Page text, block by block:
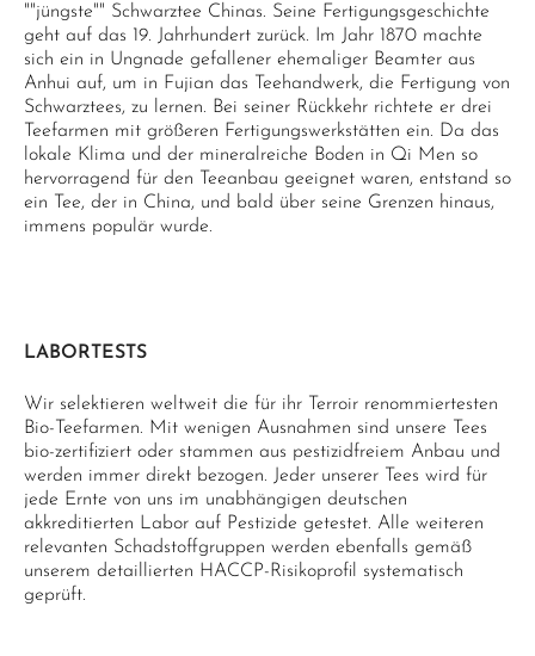
""jüngste"" Schwarztee Chinas. Seine Fertigungsgeschichte
geht auf das 19. Jahrhundert zurück. Im Jahr 1870 machte
sich ein in Ungnade gefallener ehemaliger Beamter aus
Anhui auf, um in Fujian das Teehandwerk, die Fertigung von
Schwarztees, zu lernen. Bei seiner Rückkehr richtete er drei
Teefarmen mit größeren Fertigungswerkstätten ein. Da das
lokale Klima und der mineralreiche Boden in Qi Men so
hervorragend für den Teeanbau geeignet waren, entstand so
ein Tee, der in China, und bald über seine Grenzen hinaus,
immens populär wurde.
LABORTESTS
Wir selektieren weltweit die für ihr Terroir renommiertesten
Bio-Teefarmen. Mit wenigen Ausnahmen sind unsere Tees
bio-zertifiziert oder stammen aus pestizidfreiem Anbau und
werden immer direkt bezogen. Jeder unserer Tees wird für
jede Ernte von uns im unabhängigen deutschen
akkreditierten Labor auf Pestizide getestet. Alle weiteren
relevanten Schadstoffgruppen werden ebenfalls gemäß
unserem detaillierten HACCP-Risikoprofil systematisch
geprüft.